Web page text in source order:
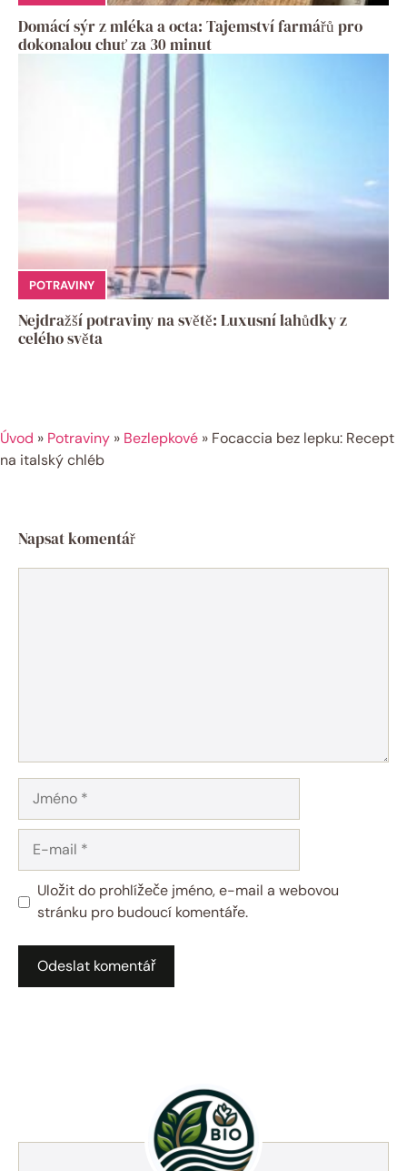
Domácí sýr z mléka a octa: Tajemství farmářů pro
dokonalou chuť za 30 minut
POTRAVINY
Nejdražší potraviny na světě: Luxusní lahůdky z
celého světa
Úvod » Potraviny » Bezlepkové » Focaccia bez lepku: Recept
na italský chléb
Napsat komentář
mail
Uložit do prohlížeče jméno, e-mail a webovou
stránku pro budoucí komentáře.